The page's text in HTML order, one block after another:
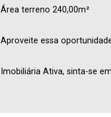
Área terreno 240,00m²
Aproveite essa
Imobiliária Ativa, sinta-se